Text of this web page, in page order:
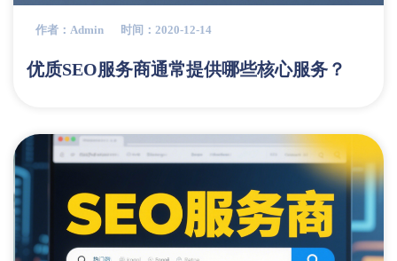
作者：admin 时间：2020-12-14
优质SEO服务商通常提供哪些核心服务？